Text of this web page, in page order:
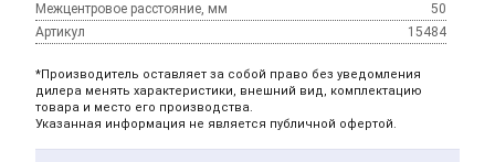
Межцентровое расстояние, мм
50
Артикул
15484
*Производитель оставляет за собой право без уведомления
дилера менять характеристики, внешний вид, комплектацию
товара и место его производства.
Указанная информация не является публичной офертой.